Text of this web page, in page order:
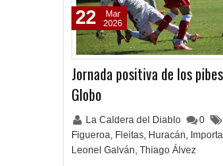
Jornada positiva de los
Globo
La Caldera del Diablo 0
Figueroa, Fleitas, Huracán,
Leonel Galván, Thiago Álvez
22
Mar
2026